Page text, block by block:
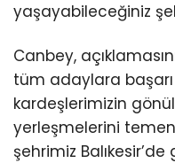
yaşayabileceğiniz
Canbey,
tüm adaylara başarı
kardeşlerimizin
yerleşmelerini
şehrimiz